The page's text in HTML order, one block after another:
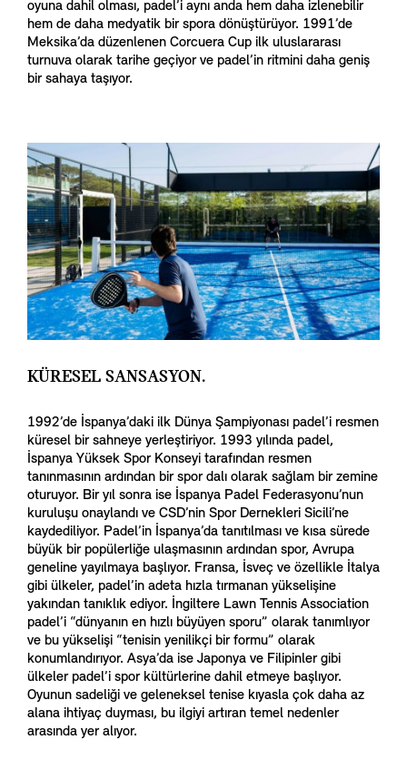
oyuna dahil olması, padel’i aynı anda hem daha izlenebilir
hem de daha medyatik bir spora dönüştürüyor. 1991’de
Meksika’da düzenlenen Corcuera Cup ilk uluslararası
turnuva olarak tarihe geçiyor ve padel’in ritmini daha geniş
bir sahaya taşıyor.
KÜRESEL SANSASYON.
1992’de İspanya’daki ilk Dünya Şampiyonası padel’i resmen
küresel bir sahneye yerleştiriyor. 1993 yılında padel,
İspanya Yüksek Spor Konseyi tarafından resmen
tanınmasının ardından bir spor dalı olarak sağlam bir zemine
oturuyor. Bir yıl sonra ise İspanya Padel Federasyonu’nun
kuruluşu onaylandı ve CSD’nin Spor Dernekleri Sicili’ne
kaydediliyor. Padel’in İspanya’da tanıtılması ve kısa sürede
büyük bir popülerliğe ulaşmasının ardından spor, Avrupa
geneline yayılmaya başlıyor. Fransa, İsveç ve özellikle İtalya
gibi ülkeler, padel’in adeta hızla tırmanan yükselişine
yakından tanıklık ediyor. İngiltere Lawn Tennis Association
padel’i “dünyanın en hızlı büyüyen sporu” olarak tanımlıyor
ve bu yükselişi “tenisin yenilikçi bir formu” olarak
konumlandırıyor. Asya’da ise Japonya ve Filipinler gibi
ülkeler padel’i spor kültürlerine dahil etmeye başlıyor.
Oyunun sadeliği ve geleneksel tenise kıyasla çok daha az
alana ihtiyaç duyması, bu ilgiyi artıran temel nedenler
arasında yer alıyor.